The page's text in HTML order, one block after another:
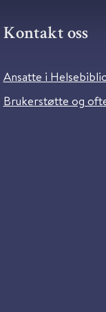
Kontakt oss
Ansatte i
Brukerstøtte og